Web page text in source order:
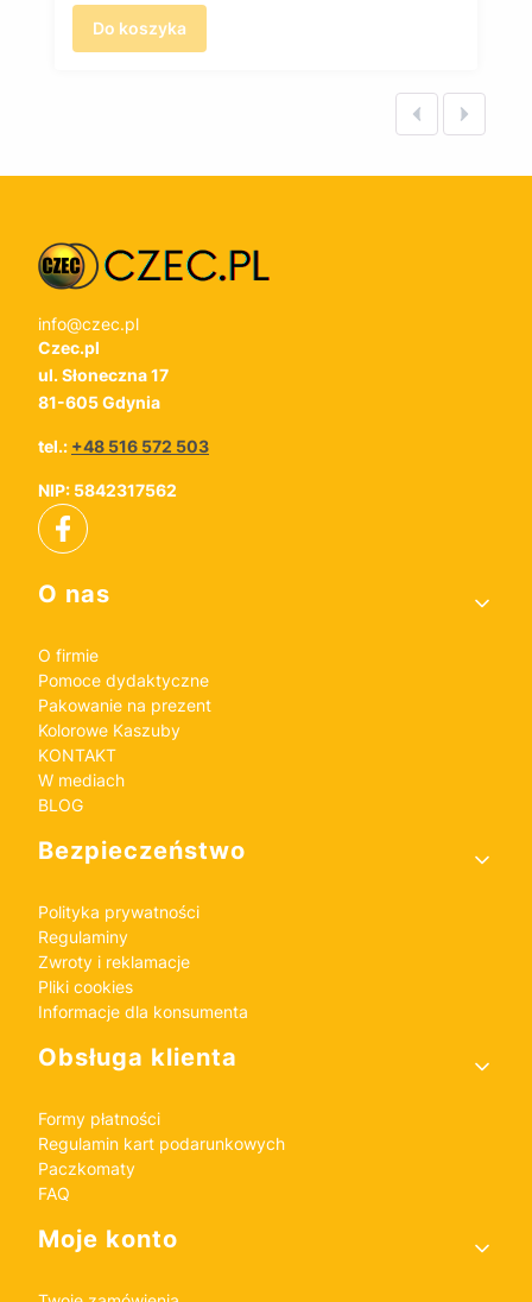
Do koszyka
info@czec.pl
Czec.pl
ul. Słoneczna 17
81-605 Gdynia
tel.: +48 516 572 503
NIP: 5842317562
Linki w stopce
O nas
O firmie
Pomoce dydaktyczne
Pakowanie na prezent
Kolorowe Kaszuby
KONTAKT
W mediach
BLOG
Bezpieczeństwo
Polityka prywatności
Regulaminy
Zwroty i reklamacje
Pliki cookies
Informacje dla konsumenta
Obsługa klienta
Formy płatności
Regulamin kart podarunkowych
Paczkomaty
FAQ
Moje konto